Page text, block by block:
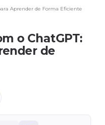
Aprender de Forma Eficiente
o ChatGPT:
de